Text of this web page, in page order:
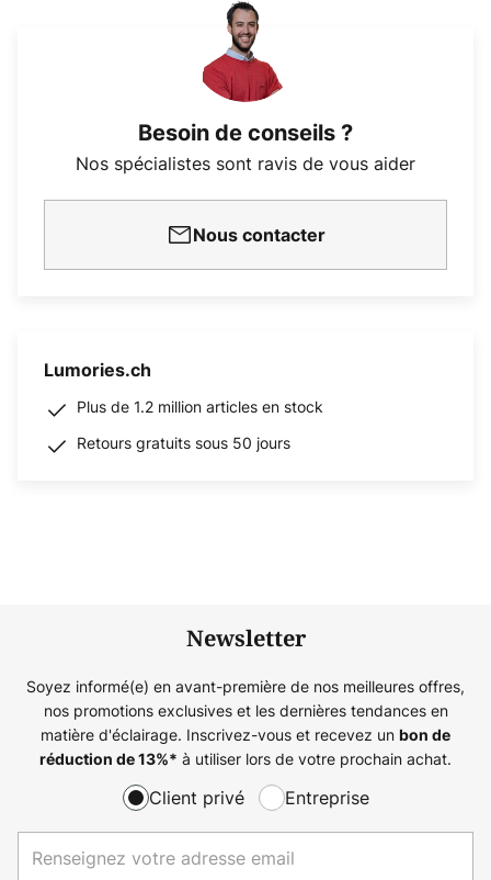
Besoin de conseils ?
Nos spécialistes sont ravis de vous aider
Nous contacter
Lumories.ch
Plus de 1.2 million articles en stock
Retours gratuits sous 50 jours
Newsletter
Soyez informé(e) en avant-première de nos meilleures offres,
nos promotions exclusives et les dernières tendances en
matière d'éclairage. Inscrivez-vous et recevez un bon de
réduction de13%* à utiliser lors de votre prochain achat.
Client privé Entreprise